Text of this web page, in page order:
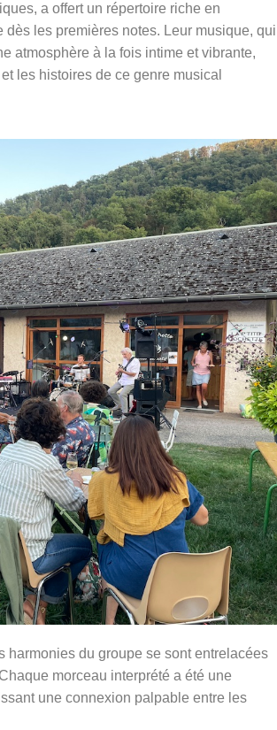
a offert un répertoire riche en
les premières notes. Leur musique, qui
atmosphère à la fois intime et vibrante,
les histoires de ce genre musical
harmonies du groupe se sont entrelacées
Chaque morceau interprété a été une
une connexion palpable entre les